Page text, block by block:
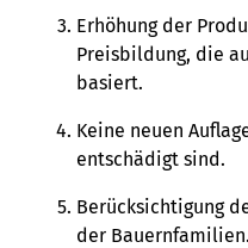
Erhöhung der
Preisbildung, die
basiert.
Keine neuen
entschädigt sind.
Berücksichtigung
der